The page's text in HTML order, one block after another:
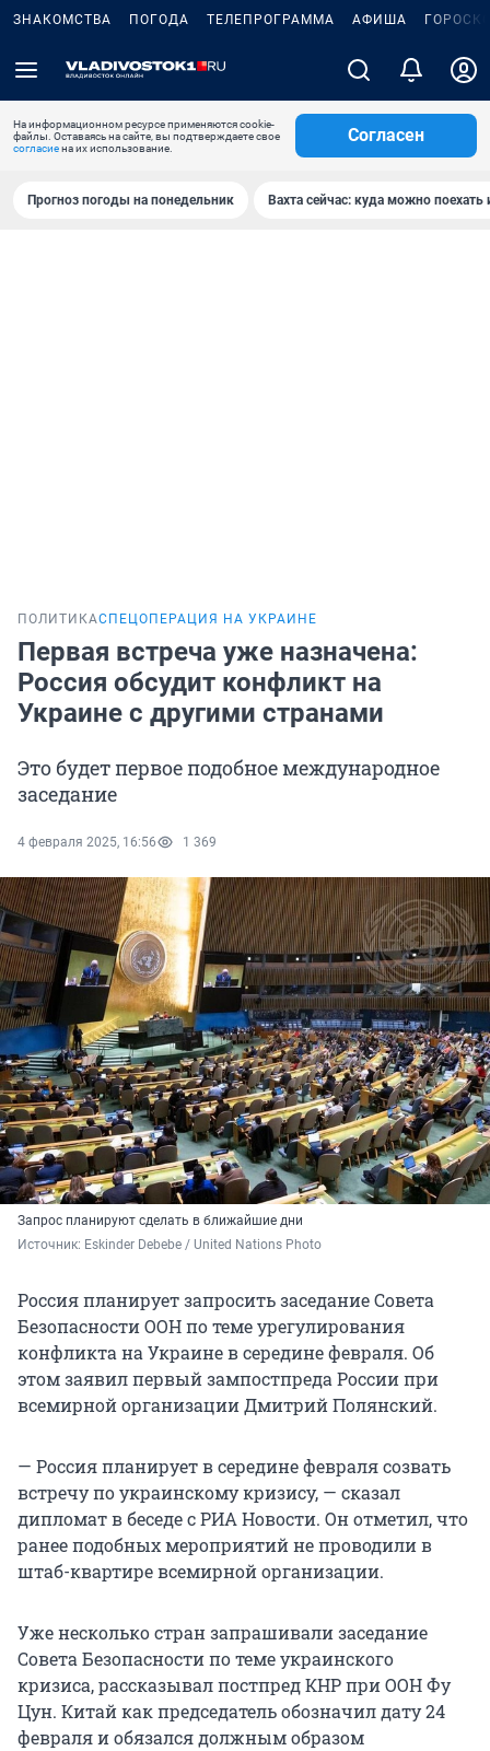
ЗНАКОМСТВА ПОГОДА ТЕЛЕПРОГРАММА АФИША
На информационном ресурсе применяются cookie-
файлы. Оставаясь на сайте, вы подтверждаете свое
согласиена их использование.
Согласен
Прогноз погоды на понедельник Вахта сейчас: куда можно поехать
ПОЛИТИКАСПЕЦОПЕРАЦИЯ НА УКРАИНЕ
Первая встреча уже назначена:
Россия обсудит конфликт на
Украине с другими странами
Это будет первое подобное международное
заседание
4 февраля 2025, 16:56 1 369
Запрос планируют сделать в ближайшие дни
Источник: Eskinder Debebe / United Nations Photo
Россия планирует запросить заседание Совета
Безопасности ООН по теме урегулирования
конфликта на Украине в середине февраля. Об
этом заявил первый зампостпреда России при
всемирной организации Дмитрий Полянский.
— Россия планирует в середине февраля созвать
встречу по украинскому кризису, — сказал
дипломат в беседе с РИА Новости. Он отметил, что
ранее подобных мероприятий не проводили в
штаб-квартире всемирной организации.
Уже несколько стран запрашивали заседание
Совета Безопасности по теме украинского
кризиса, рассказывал постпред КНР при ООН Фу
Цун. Китай как председатель обозначил дату 24
февраля и обязался должным образом